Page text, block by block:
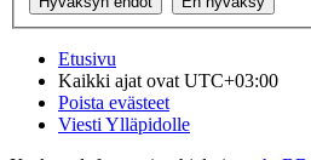
Etusivu
Kaikki ajat ovat UTC+03:00
Poista evästeet
Viesti Ylläpidolle